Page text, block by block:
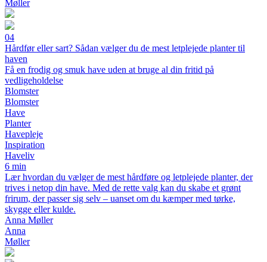
Møller
04
Hårdfør eller sart? Sådan vælger du de mest letplejede planter til
haven
Få en frodig og smuk have uden at bruge al din fritid på
vedligeholdelse
Blomster
Blomster
Have
Planter
Havepleje
Inspiration
Haveliv
6 min
Lær hvordan du vælger de mest hårdføre og letplejede planter, der
trives i netop din have. Med de rette valg kan du skabe et grønt
frirum, der passer sig selv – uanset om du kæmper med tørke,
skygge eller kulde.
Anna Møller
Anna
Møller